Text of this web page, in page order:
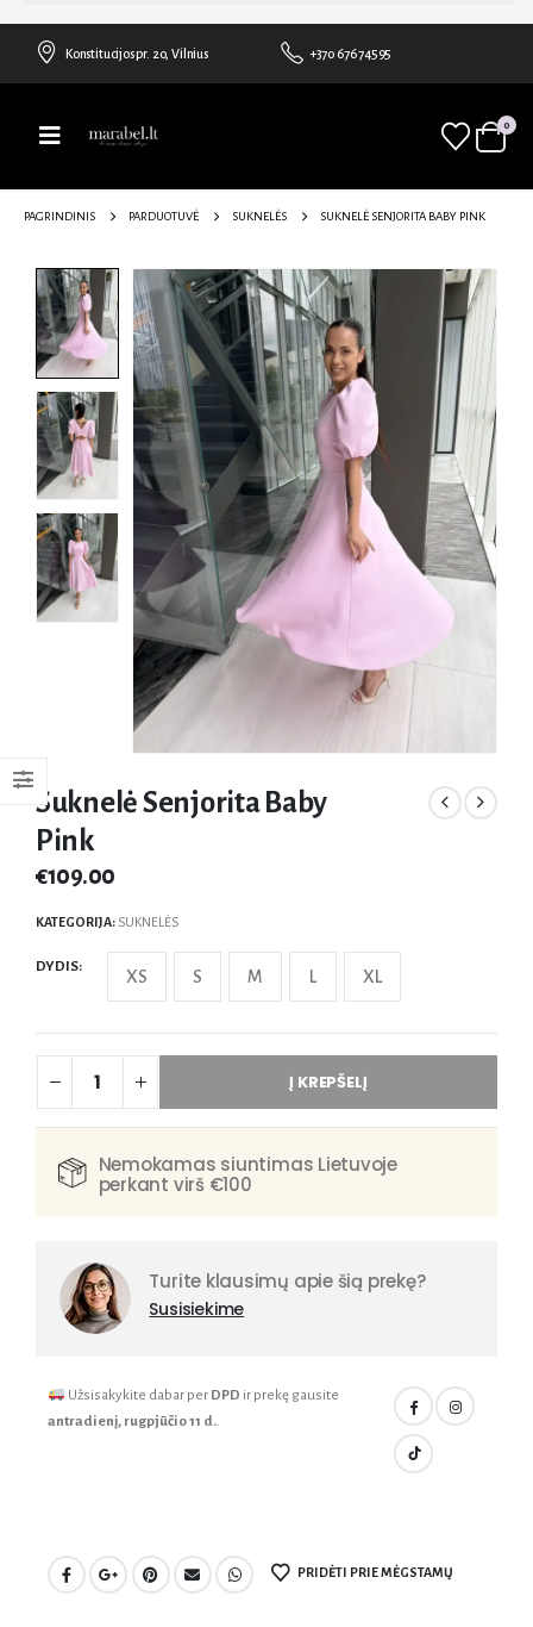
Konstitucijos pr. 20, Vilnius +370 676 74595
0
PAGRINDINIS PARDUOTUVĖ SUKNELĖS SUKNELĖ SENJORITA BABY PINK
Suknelė Senjorita Baby
Pink
€109.00
KATEGORIJA: SUKNELĖS
DYDIS
XS S M L XL
Į KREPŠELĮ
Nemokamas siuntimas Lietuvoje
perkant virš €100
Turite klausimų apie šią prekę?
Susisiekime
Užsisakykite dabar per DPD ir prekę gausite
antradienį, rugpjūčio 11 d..
PRIDĖTI PRIE MĖGSTAMŲ